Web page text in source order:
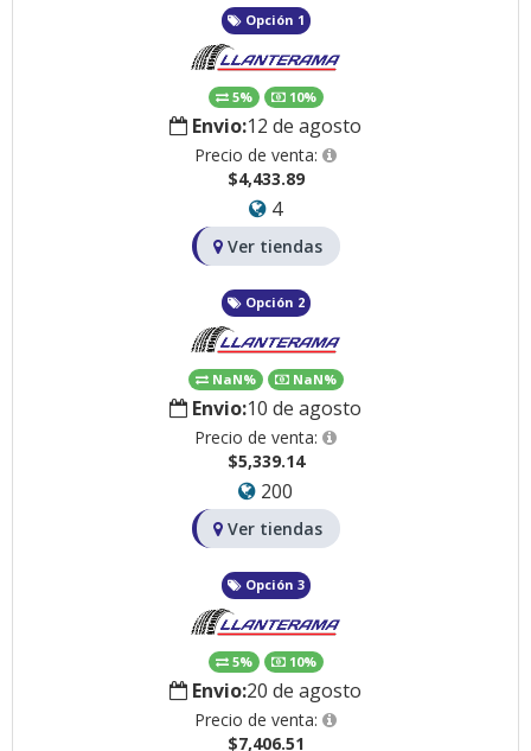
Opción 1
5% 10%
Envio:12 de agosto
Precio de venta:
$4,433.89
4
Ver tiendas
Opción 2
NaN% NaN%
Envio:10 de agosto
Precio de venta:
$5,339.14
200
Ver tiendas
Opción 3
5% 10%
Envio:20 de agosto
Precio de venta:
$7,406.51